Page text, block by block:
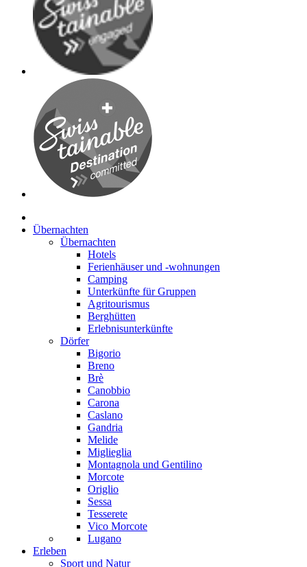
Übernachten
Übernachten
Hotels
Ferienhäuser und -wohnungen
Camping
Unterkünfte für Gruppen
Agritourismus
Berghütten
Erlebnisunterkünfte
Dörfer
Bigorio
Breno
Brè
Canobbio
Carona
Caslano
Gandria
Melide
Miglieglia
Montagnola und Gentilino
Morcote
Origlio
Sessa
Tesserete
Vico Morcote
Lugano
Erleben
Sport und Natur